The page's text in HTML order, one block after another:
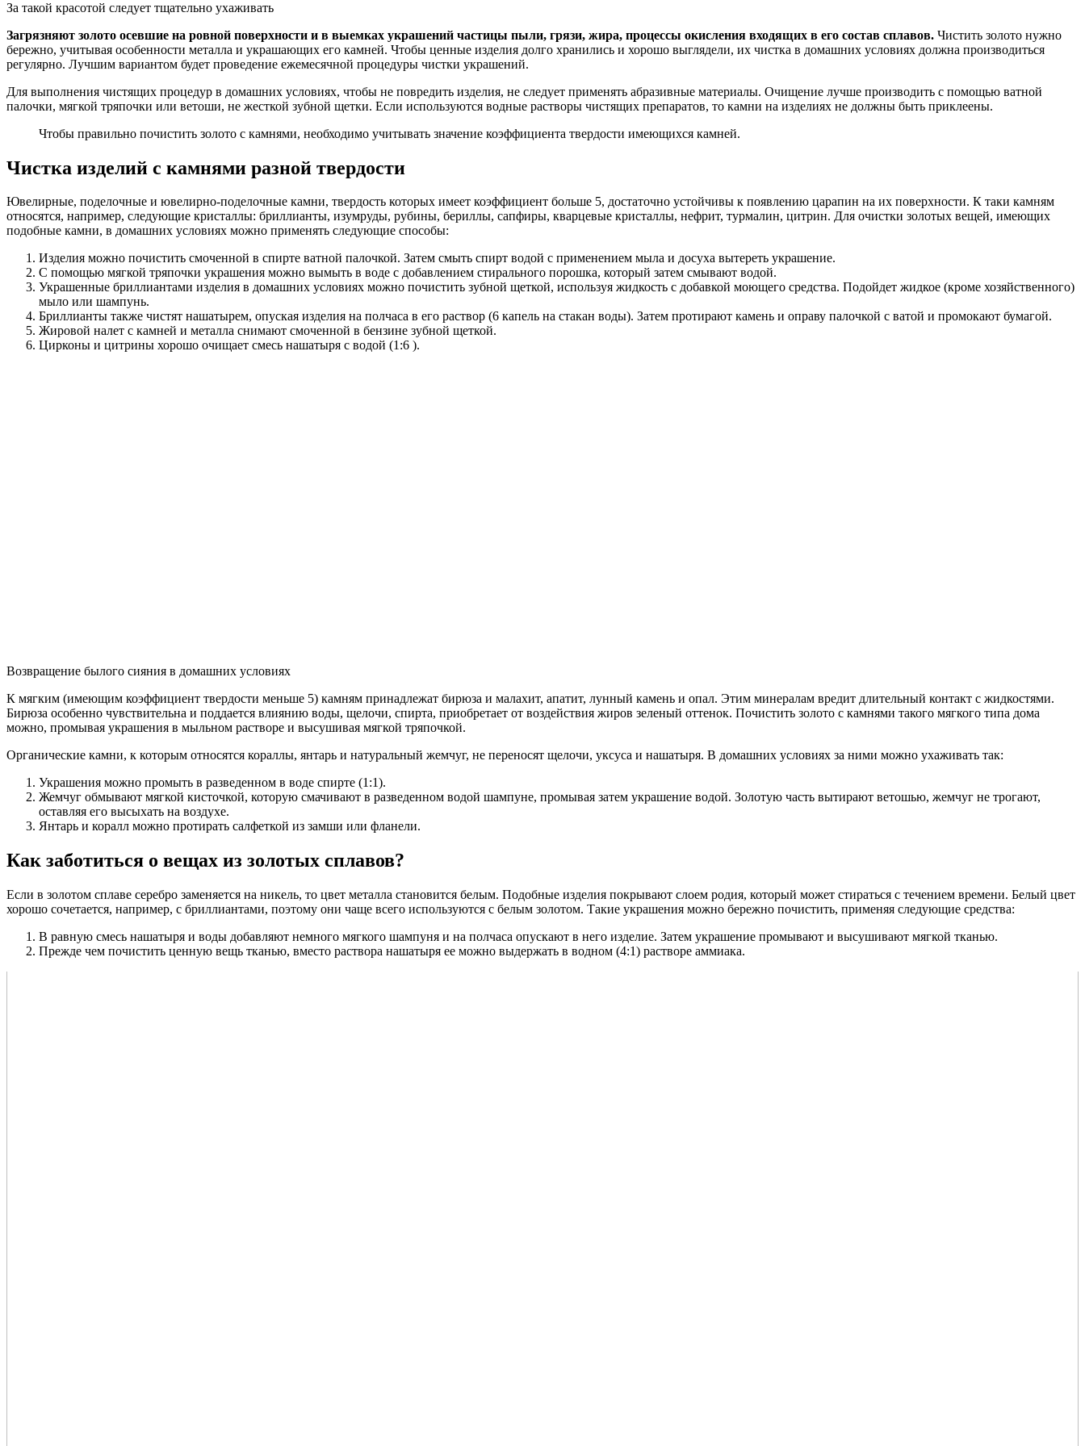
За такой красотой следует тщательно ухаживать
Загрязняют золото осевшие на ровной поверхности и в выемках украшений частицы пыли, грязи, жира, процессы окисления входящих в его состав сплавов. Чистить золото нужно
бережно, учитывая особенности металла и украшающих его камней. Чтобы ценные изделия долго хранились и хорошо выглядели, их чистка в домашних условиях должна производиться
регулярно. Лучшим вариантом будет проведение ежемесячной процедуры чистки украшений.
Для выполнения чистящих процедур в домашних условиях, чтобы не повредить изделия, не следует применять абразивные материалы. Очищение лучше производить с помощью ватной
палочки, мягкой тряпочки или ветоши, не жесткой зубной щетки. Если используются водные растворы чистящих препаратов, то камни на изделиях не должны быть приклеены.
Чтобы правильно почистить золото с камнями, необходимо учитывать значение коэффициента твердости имеющихся камней.
Чистка изделий с камнями разной твердости
Ювелирные, поделочные и ювелирно-поделочные камни, твердость которых имеет коэффициент больше 5, достаточно устойчивы к появлению царапин на их поверхности. К таки камням
относятся, например, следующие кристаллы: бриллианты, изумруды, рубины, бериллы, сапфиры, кварцевые кристаллы, нефрит, турмалин, цитрин. Для очистки золотых вещей, имеющих
подобные камни, в домашних условиях можно применять следующие способы:
Изделия можно почистить смоченной в спирте ватной палочкой. Затем смыть спирт водой с применением мыла и досуха вытереть украшение.
С помощью мягкой тряпочки украшения можно вымыть в воде с добавлением стирального порошка, который затем смывают водой.
Украшенные бриллиантами изделия в домашних условиях можно почистить зубной щеткой, используя жидкость с добавкой моющего средства. Подойдет жидкое (кроме хозяйственного)
мыло или шампунь.
Бриллианты также чистят нашатырем, опуская изделия на полчаса в его раствор (6 капель на стакан воды). Затем протирают камень и оправу палочкой с ватой и промокают бумагой.
Жировой налет с камней и металла снимают смоченной в бензине зубной щеткой.
Цирконы и цитрины хорошо очищает смесь нашатыря с водой (1:6 ).
Возвращение былого сияния в домашних условиях
К мягким (имеющим коэффициент твердости меньше 5) камням принадлежат бирюза и малахит, апатит, лунный камень и опал. Этим минералам вредит длительный контакт с жидкостями.
Бирюза особенно чувствительна и поддается влиянию воды, щелочи, спирта, приобретает от воздействия жиров зеленый оттенок. Почистить золото с камнями такого мягкого типа дома
можно, промывая украшения в мыльном растворе и высушивая мягкой тряпочкой.
Органические камни, к которым относятся кораллы, янтарь и натуральный жемчуг, не переносят щелочи, уксуса и нашатыря. В домашних условиях за ними можно ухаживать так:
Украшения можно промыть в разведенном в воде спирте (1:1).
Жемчуг обмывают мягкой кисточкой, которую смачивают в разведенном водой шампуне, промывая затем украшение водой. Золотую часть вытирают ветошью, жемчуг не трогают,
оставляя его высыхать на воздухе.
Янтарь и коралл можно протирать салфеткой из замши или фланели.
Как заботиться о вещах из золотых сплавов?
Если в золотом сплаве серебро заменяется на никель, то цвет металла становится белым. Подобные изделия покрывают слоем родия, который может стираться с течением времени. Белый цвет
хорошо сочетается, например, с бриллиантами, поэтому они чаще всего используются с белым золотом. Такие украшения можно бережно почистить, применяя следующие средства:
В равную смесь нашатыря и воды добавляют немного мягкого шампуня и на полчаса опускают в него изделие. Затем украшение промывают и высушивают мягкой тканью.
Прежде чем почистить ценную вещь тканью, вместо раствора нашатыря ее можно выдержать в водном (4:1) растворе аммиака.